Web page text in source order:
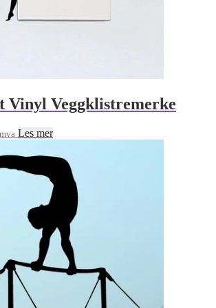
Vinyl Veggklistremerke
Les mer